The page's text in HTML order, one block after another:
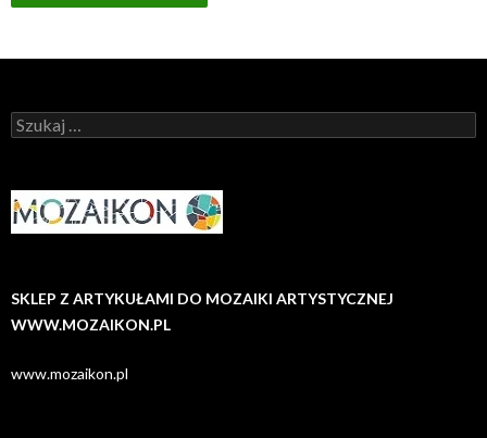
Szukaj:
SKLEP Z ARTYKUŁAMI DO MOZAIKI ARTYSTYCZNEJ
WWW.MOZAIKON.PL
www.mozaikon.pl